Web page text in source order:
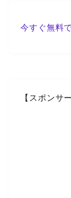
今すぐ無料
【スポンサ